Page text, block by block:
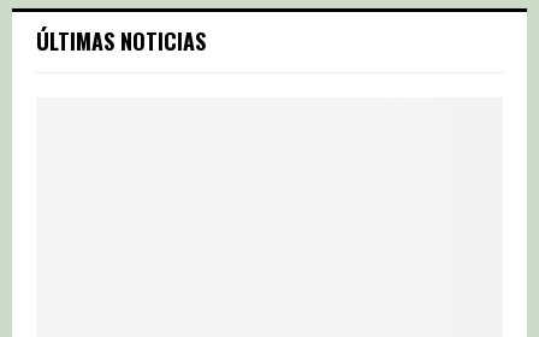
c
h
ÚLTIMAS NOTICIAS